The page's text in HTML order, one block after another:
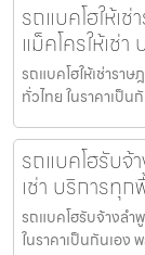
รถแบคโฮให้เ
แม็คโครให้เช่
รถแบคโฮให้เช่ารา
ทั่วไทย ในราคาเป็
รถแบคโฮรับจ้
เช่า บริการทุ
รถแบคโฮรับจ้างลำ
ในราคาเป็นกันเอ